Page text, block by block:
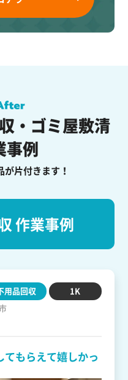
・ゴミ屋敷清
事例
片付きます！
作業事例
用品回収 1K
もらえて嬉しかっ